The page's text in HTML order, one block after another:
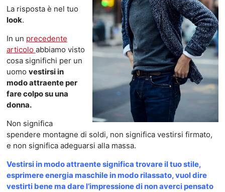
La risposta è nel tuo
look.
In un precedente
articolo abbiamo visto
cosa significhi per un
uomo vestirsi in
modo attraente per
fare colpo su una
donna.
Non significa
spendere montagne di soldi, non significa vestirsi firmato,
e non significa adeguarsi alla massa.
Vestirsi in modo attraente significa trovare il tuo stile,
esprimere energia maschile in modo rilassato, vuol dire
vestirti bene ma dare l’impressione di non averci pensato